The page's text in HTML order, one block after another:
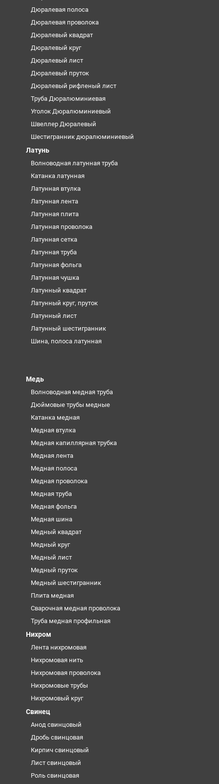
Дюралевая полоса
Дюралевая проволока
Дюралевый квадрат
Дюралевый круг
Дюралевый лист
Дюралевый пруток
Дюралевый рифленый лист
Труба Дюралюминиевая
Уголок Дюралюминиевый
Швеллер Дюралевый
Шестигранник дюралюминиевый
Латунь
Волноводная латунная труба
Катанка латунная
Латунная втулка
Латунная лента
Латунная плита
Латунная проволока
Латунная сетка
Латунная труба
Латунная фольга
Латунная чушка
Латунный квадрат
Латунный круг, пруток
Латунный лист
Латунный шестигранник
Шина, полоса латунная
Медь
Волноводная медная труба
Дюймовые трубы медные
Катанка медная
Медная втулка
Медная капиллярная трубка
Медная лента
Медная полоса
Медная проволока
Медная труба
Медная фольга
Медная шина
Медный квадрат
Медный круг
Медный лист
Медный пруток
Медный шестигранник
Плита медная
Сварочная медная проволока
Труба медная профильная
Нихром
Лента нихромовая
Нихромовая нить
Нихромовая проволока
Нихромовые трубы
Нихромовый круг
Свинец
Анод свинцовый
Дробь свинцовая
Кирпич свинцовый
Лист свинцовый
Роль свинцовая